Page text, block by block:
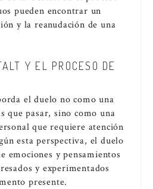
pueden encontrar un
y la reanudación de una
Y EL PROCESO DE
el duelo no como una
que pasar, sino como una
que requiere atención
esta perspectiva, el duelo
emociones y pensamientos
y experimentados
presente.